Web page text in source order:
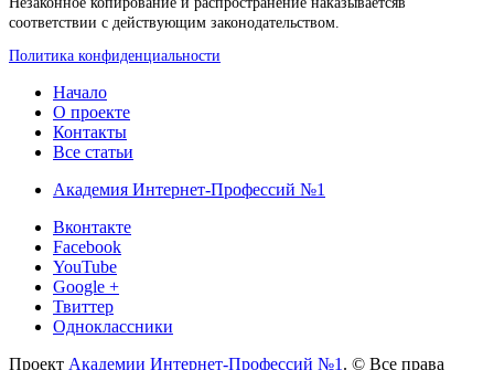
соответствии с действующим законодательством.
Политика конфиденциальности
Начало
О проекте
Контакты
Все статьи
Академия Интернет-Профессий №1
Вконтакте
Facebook
YouTube
Google +
Твиттер
Одноклассники
Проект Академии Интернет-Профессий №1 . © Все права